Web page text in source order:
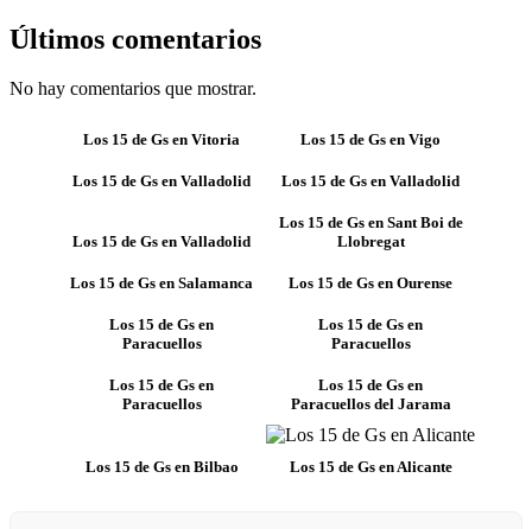
Últimos comentarios
No hay comentarios que mostrar.
Los 15 de Gs en Vitoria Los 15 de Gs en Vigo
Los 15 de Gs en Valladolid Los 15 de Gs en Valladolid
Los 15 de Gs en Valladolid
Los 15 de Gs en Sant Boi de
Llobregat
Los 15 de Gs en Salamanca Los 15 de Gs en Ourense
Los 15 de Gs en
Paracuellos
Los 15 de Gs en
Paracuellos
Los 15 de Gs en
Paracuellos
Los 15 de Gs en
Paracuellos del Jarama
Los 15 de Gs en Bilbao Los 15 de Gs en Alicante